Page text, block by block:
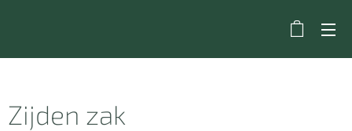
Zijden zak